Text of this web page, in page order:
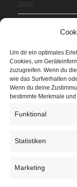
Um dir ein optimales
Cookies, um
zuzugreifen. Wenn du
wie das Surfverhalten
Wenn du deine
bestimmte Merkmale
Funktional
Statistiken
Marketing
2026
Höffner Run
Kindersportfest